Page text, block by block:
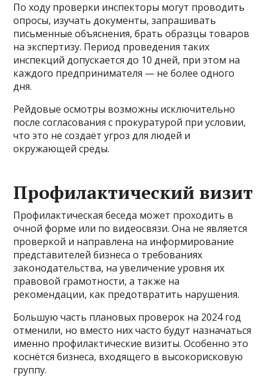
По ходу проверки инспекторы могут проводить
опросы, изучать документы, запрашивать
письменные объяснения, брать образцы товаров
на экспертизу. Период проведения таких
инспекций допускается до 10 дней, при этом на
каждого предпринимателя — не более одного
дня.
Рейдовые осмотры возможны исключительно
после согласования с прокуратурой при условии,
что это не создаёт угроз для людей и
окружающей среды.
Профилактический визит
Профилактическая беседа может проходить в
очной форме или по видеосвязи. Она не является
проверкой и направлена на информирование
представителей бизнеса о требованиях
законодательства, на увеличение уровня их
правовой грамотности, а также на
рекомендации, как предотвратить нарушения.
Большую часть плановых проверок на 2024 год
отменили, но вместо них часто будут назначаться
именно профилактические визиты. Особенно это
коснётся бизнеса, входящего в высокорисковую
группу.